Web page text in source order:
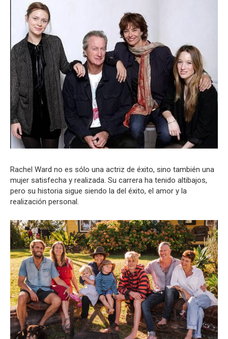
Rachel Ward no es sólo una actriz de éxito, sino también una
mujer satisfecha y realizada. Su carrera ha tenido altibajos,
pero su historia sigue siendo la del éxito, el amor y la
realización personal.